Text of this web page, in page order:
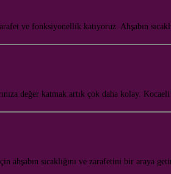
ve fonksiyonellik katıyoruz. Ahşabın
değer katmak artık çok daha kolay.
ahşabın sıcaklığını ve zarafetini bir araya